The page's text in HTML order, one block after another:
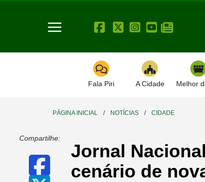
Toggle navigation
Fala Piri A Cidade Melhor
PÁGINA INICIAL / NOTÍCIAS / CIDADE
Compartilhe:
Jornal
cenário de